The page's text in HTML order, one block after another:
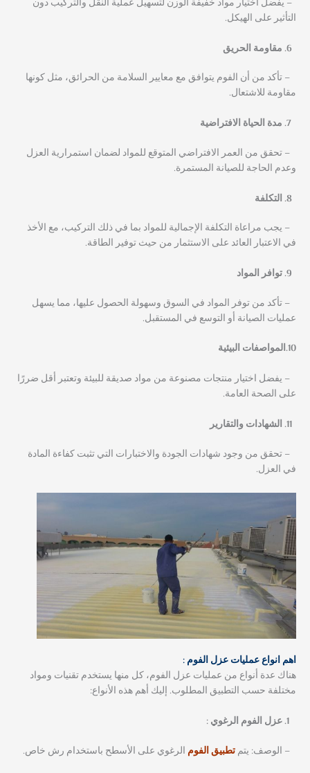
– يفضل اختيار مواد خفيفة الوزن لتسهيل عملية النقل والتركيب دون
التأثير على الهيكل.
مقاومة الحريق
– تأكد من أن الفوم يتوافق مع معايير السلامة من الحرائق، مثل كونها
مقاومة للاشتعال.
مدة الحياة الافتراضية
– تحقق من العمر الافتراضي المتوقع للمواد لضمان استمرارية العزل
وعدم الحاجة للصيانة المستمرة.
التكلفة
– يجب مراعاة التكلفة الإجمالية للمواد بما في ذلك التركيب، مع الأخذ
في الاعتبار العائد على الاستثمار من حيث توفير الطاقة.
توافر المواد
– تأكد من توفر المواد في السوق وسهولة الحصول عليها، مما يسهل
عمليات الصيانة أو التوسع في المستقبل.
10.المواصفات البيئية
– يفضل اختيار منتجات مصنوعة من مواد صديقة للبيئة وتعتبر أقل ضررًا
على الصحة العامة.
الشهادات والتقارير
– تحقق من وجود شهادات الجودة والاختبارات التي تثبت كفاءة المادة
في العزل.
اهم انواع عمليات عزل الفوم :
هناك عدة أنواع من عمليات عزل الفوم، كل منها يستخدم تقنيات ومواد
مختلفة حسب التطبيق المطلوب. إليك أهم هذه الأنواع:
عزل الفوم الرغوي :
– الوصف: يتمتطبيق الفوم الرغوي على الأسطح باستخدام رش خاص.